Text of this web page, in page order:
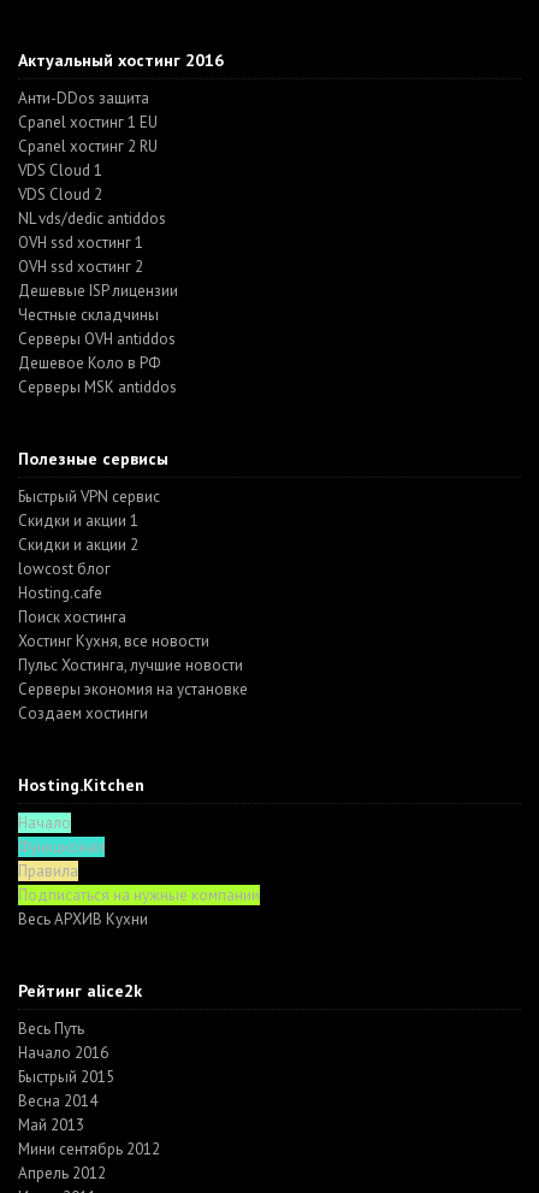
Актуальный хостинг 2016
Анти-DDos защита
Cpanel хостинг 1 EU
Cpanel хостинг 2 RU
VDS Cloud 1
VDS Cloud 2
NL vds/dedic antiddos
OVH ssd хостинг 1
OVH ssd хостинг 2
Дешевые ISP лицензии
Честные складчины
Серверы OVH antiddos
Дешевое Коло в РФ
Серверы MSK antiddos
Полезные сервисы
Быстрый VPN сервис
Скидки и акции 1
Скидки и акции 2
lowcost блог
Hosting.cafe
Поиск хостинга
Хостинг Кухня, все новости
Пульс Хостинга, лучшие новости
Серверы экономия на установке
Создаем хостинги
Hosting.Kitchen
Начало
Функционал
Правила
Подписаться на нужные компании
Весь АРХИВ Кухни
Рейтинг alice2k
Весь Путь
Начало 2016
Быстрый 2015
Весна 2014
Май 2013
Мини сентябрь 2012
Апрель 2012